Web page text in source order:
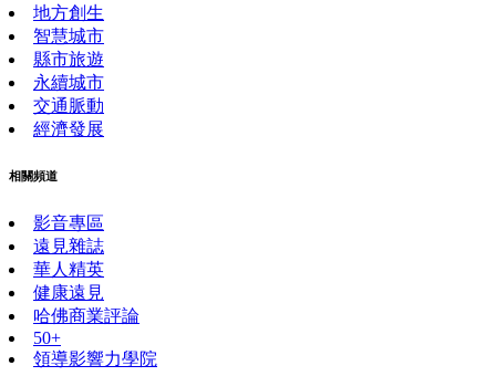
地方創生
智慧城市
縣市旅遊
永續城市
交通脈動
經濟發展
相關頻道
影音專區
遠見雜誌
華人精英
健康遠見
哈佛商業評論
50+
領導影響力學院